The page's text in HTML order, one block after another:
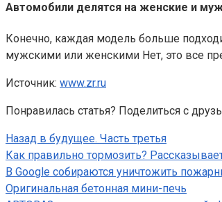
Автомобили делятся на женские и
Конечно, каждая модель больше
мужскими или женскими Нет, это все
Источник: www.zr.ru
Понравилась статья? Поделиться с
Назад в будущее. Часть третья
Как правильно тормозить?
В Google собираются уничтожить
Оригинальная бетонная мини-печь